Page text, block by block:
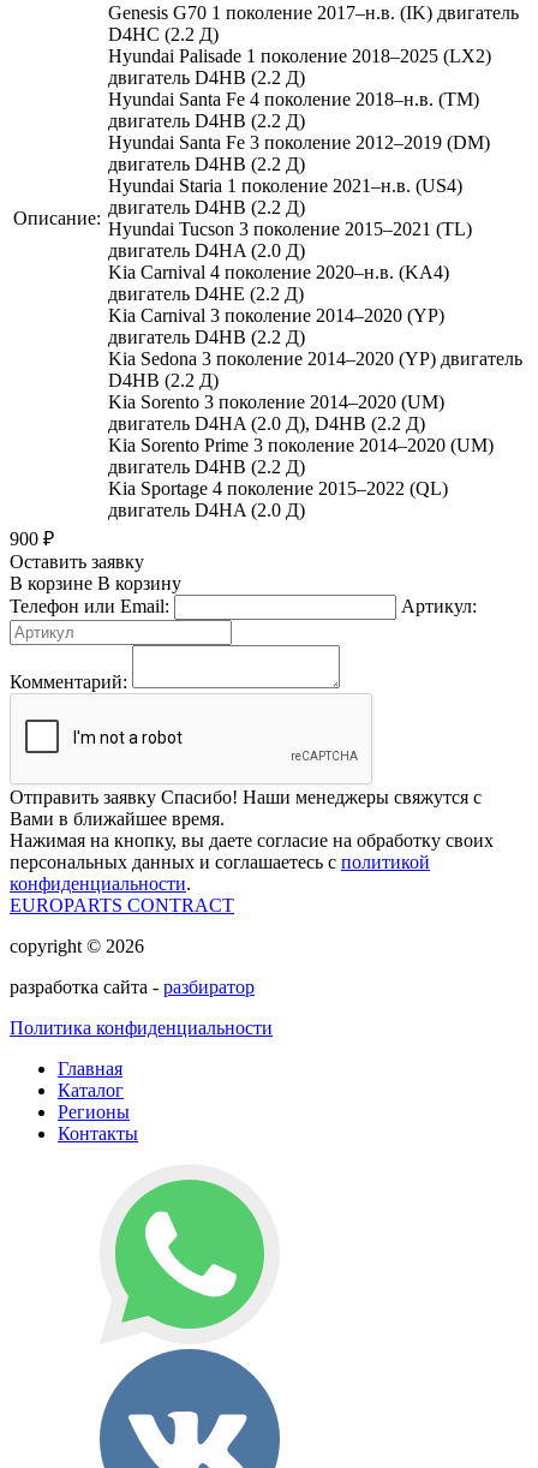
Описание:
Genesis G70 1 поколение 2017–н.в. (IK) двигатель
D4HC (2.2 Д)
Hyundai Palisade 1 поколение 2018–2025 (LX2)
двигатель D4HB (2.2 Д)
Hyundai Santa Fe 4 поколение 2018–н.в. (TM)
двигатель D4HB (2.2 Д)
Hyundai Santa Fe 3 поколение 2012–2019 (DM)
двигатель D4HB (2.2 Д)
Hyundai Staria 1 поколение 2021–н.в. (US4)
двигатель D4HB (2.2 Д)
Hyundai Tucson 3 поколение 2015–2021 (TL)
двигатель D4HA (2.0 Д)
Kia Carnival 4 поколение 2020–н.в. (KA4)
двигатель D4HE (2.2 Д)
Kia Carnival 3 поколение 2014–2020 (YP)
двигатель D4HB (2.2 Д)
Kia Sedona 3 поколение 2014–2020 (YP) двигатель
D4HB (2.2 Д)
Kia Sorento 3 поколение 2014–2020 (UM)
двигатель D4HA (2.0 Д), D4HB (2.2 Д)
Kia Sorento Prime 3 поколение 2014–2020 (UM)
двигатель D4HB (2.2 Д)
Kia Sportage 4 поколение 2015–2022 (QL)
двигатель D4HA (2.0 Д)
900 ₽
Оставить заявку
В корзине В корзину
Телефон или Email:
Артикул:
Комментарий:
Отправить заявку Спасибо! Наши менеджеры свяжутся с
Вами в ближайшее время.
Нажимая на кнопку, вы даете согласие на обработку своих
персональных данных и соглашаетесь с политикой
конфиденциальности.
EUROPARTS CONTRACT
copyright © 2026
разработка сайта - разбиратор
Политика конфиденциальности
Главная
Каталог
Регионы
Контакты